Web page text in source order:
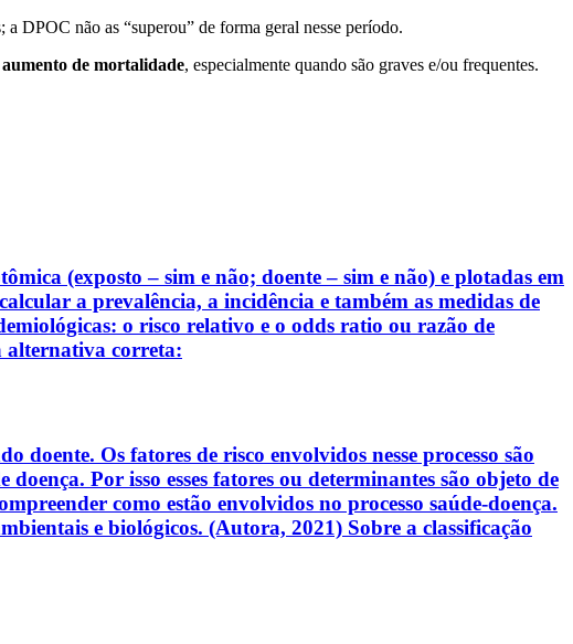
DPOC não as “superou” de forma geral nesse período.
aumento de mortalidade, especialmente quando são graves e/ou frequentes.
(exposto – sim e não; doente – sim e não) e plotadas em
a prevalência, a incidência e também as medidas de
o risco relativo e o odds ratio ou razão de
alternativa correta:
doente. Os fatores de risco envolvidos nesse processo são
Por isso esses fatores ou determinantes são objeto de
como estão envolvidos no processo saúde-doença.
e biológicos. (Autora, 2021) Sobre a classificação